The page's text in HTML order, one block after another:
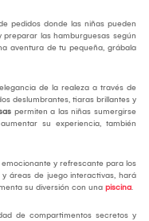
pedidos donde las niñas pueden
las hamburguesas según
aventura de tu pequeña, grábala
de la realeza a través de
deslumbrantes, tiaras brillantes y
permiten a las niñas sumergirse
su experiencia, también
y refrescante para los
áreas de juego interactivas, hará
su diversión con una piscina.
de compartimentos secretos y